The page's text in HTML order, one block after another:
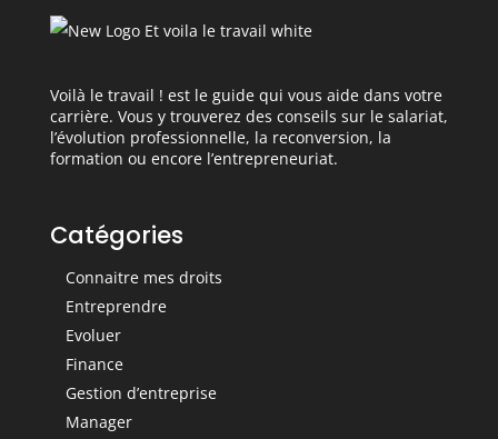
Voilà le travail ! est le guide qui vous aide dans votre
carrière. Vous y trouverez des conseils sur le salariat,
l’évolution professionnelle, la reconversion, la
formation ou encore l’entrepreneuriat.
Catégories
Connaitre mes droits
Entreprendre
Evoluer
Finance
Gestion d’entreprise
Manager